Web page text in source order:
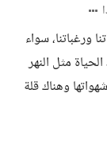
ورغباتنا، سواء
مثل النهر
وهناك قلة